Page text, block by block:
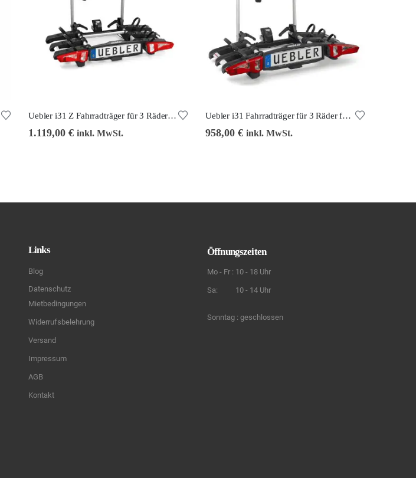
Uebler i31 Z Fahrradträger für 3 Räder 18130
1.119,00 € inkl. MwSt.
Uebler i31 Fahrradträger für 3 Räder faltbar 15910
958,00 € inkl. MwSt.
Links
Blog
Datenschutz
Mietbedingungen
Widerrufsbelehrung
Versand
Impressum
AGB
Kontakt
Öffnungszeiten
Mo - Fr : 10 - 18 Uhr
Sa: 10 - 14 Uhr
Sonntag : geschlossen